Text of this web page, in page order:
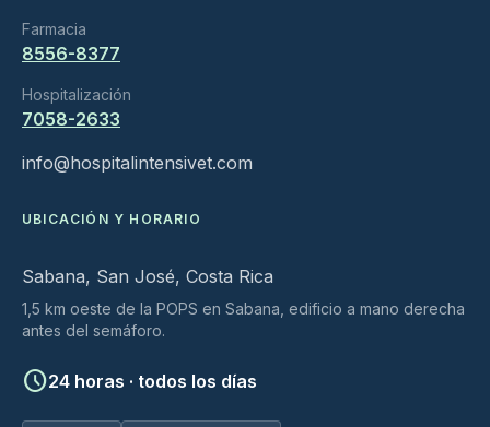
Farmacia
8556-8377
Hospitalización
7058-2633
info@hospitalintensivet.com
UBICACIÓN Y HORARIO
Sabana, San José, Costa Rica
1,5 km oeste de la POPS en Sabana, edificio a mano derecha
antes del semáforo.
schedule24 horas · todos los días